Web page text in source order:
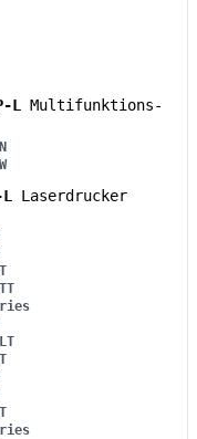
L
Multifunktions-
Laserdrucker